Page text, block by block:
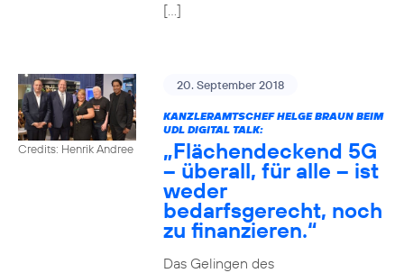
[…]
Credits: Henrik Andree
20. September 2018
KANZLERAMTSCHEF HELGE BRAUN BEIM
UDL DIGITAL TALK:
„Flächendeckend 5G
– überall, für alle – ist
weder
bedarfsgerecht, noch
zu finanzieren.“
Das Gelingen des